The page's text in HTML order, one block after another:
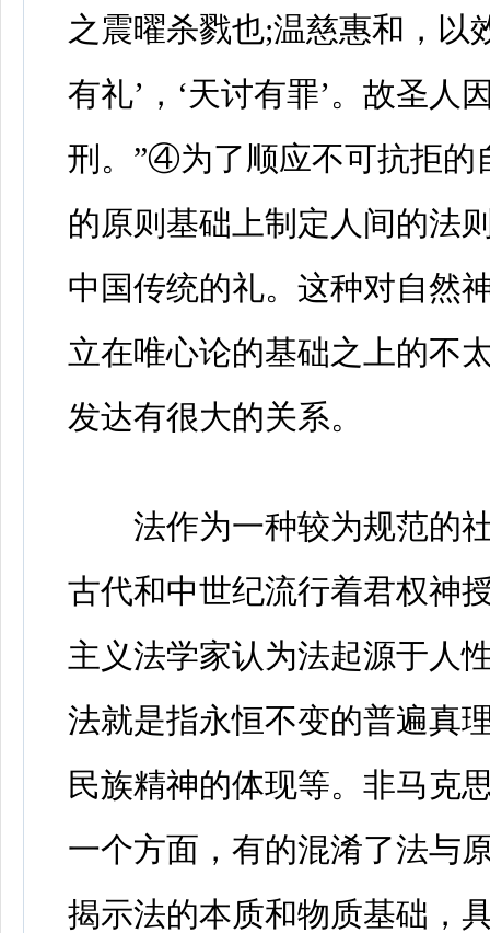
之震曜杀戮也;温慈惠和，以
有礼’，‘天讨有罪’。故圣人
刑。”④为了顺应不可抗拒的
的原则基础上制定人间的法
中国传统的礼。这种对自然
立在唯心论的基础之上的不
发达有很大的关系。
法作为一种较为规范的社
古代和中世纪流行着君权神
主义法学家认为法起源于人
法就是指永恒不变的普遍真
民族精神的体现等。非马克
一个方面，有的混淆了法与
揭示法的本质和物质基础，